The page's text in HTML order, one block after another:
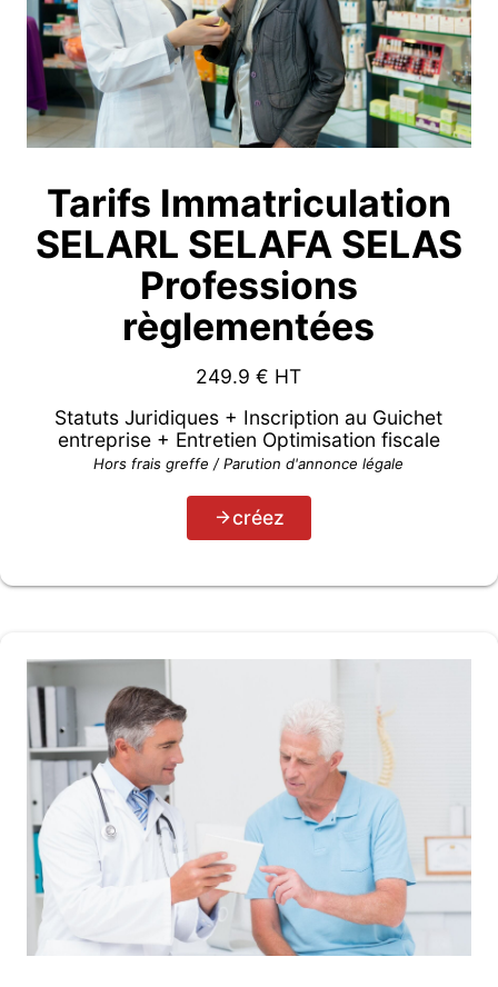
Tarifs Immatriculation
SELARL SELAFA SELAS
Professions
règlementées
249.9 € HT
Statuts Juridiques + Inscription au Guichet
entreprise + Entretien Optimisation fiscale
Hors frais greffe / Parution d'annonce légale
créez